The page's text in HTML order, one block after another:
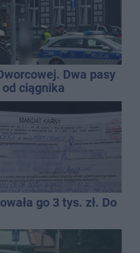
Dwa pasy
ciągnika
go 3 tys. zł. Do